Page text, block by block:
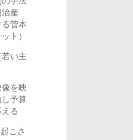
治産
菅本
ト）
い主
を映
予算
る
こさ